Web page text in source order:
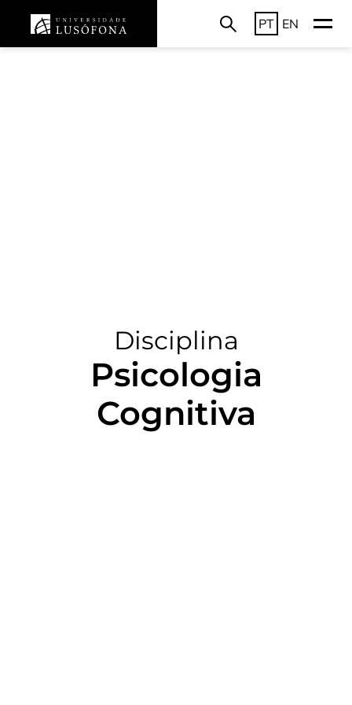
PT EN
Disciplina
Psicologia
Cognitiva